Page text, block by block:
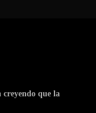
que la